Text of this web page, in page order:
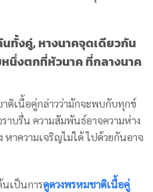
ทั้งคู่, หางนาคจุดเดียวกัน
นึ่งตกที่หัวนาค ที่กลางนาค
เนื้อคู่กล่าวว่ามักจะพบกับทุกข์
าบรื่น ความสัมพันธ์อาจความห่าง
าความเจริญไม่ได้ ไปด้วยกันอาจ
เป็นการดูดวงพรหมชาติเนื้อคู่